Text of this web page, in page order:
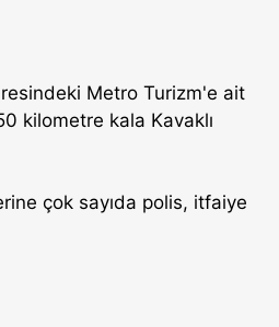
Metro Turizm'e ait
kilometre kala Kavaklı
çok sayıda polis, itfaiye